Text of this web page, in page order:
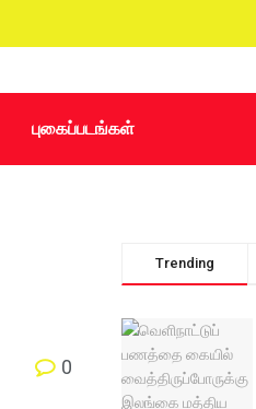
புகைப்படங்கள்
0
Trending